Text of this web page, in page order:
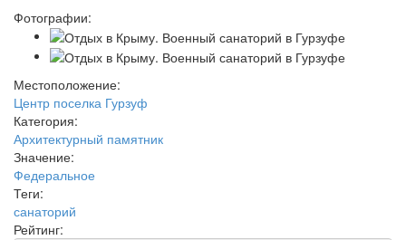
Фотографии:
Местоположение:
Центр поселка Гурзуф
Категория:
Архитектурный памятник
Значение:
Федеральное
Теги:
санаторий
Рейтинг: